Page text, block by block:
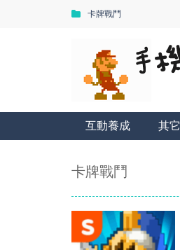
卡牌戰鬥
互動養成 其它
卡牌戰鬥